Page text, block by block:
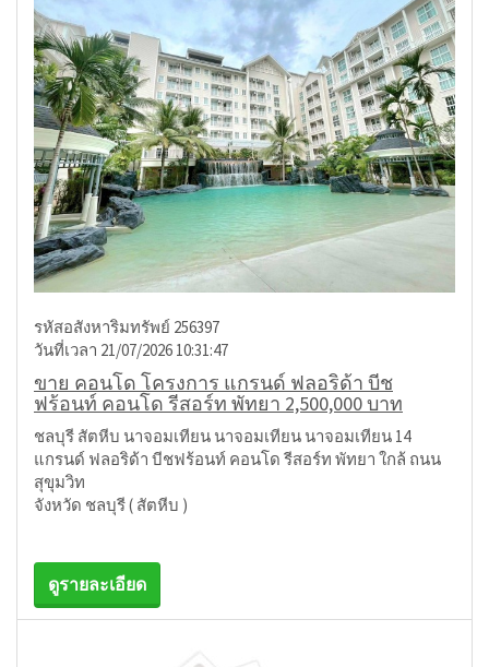
รหัสอสังหาริมทรัพย์ 256397
วันที่เวลา 21/07/2026 10:31:47
ขาย คอนโด โครงการ แกรนด์ ฟลอริด้า บีช
ฟร้อนท์ คอนโด รีสอร์ท พัทยา 2,500,000 บาท
ชลบุรี สัตหีบ นาจอมเทียน นาจอมเทียน นาจอมเทียน 14
แกรนด์ ฟลอริด้า บีชฟร้อนท์ คอนโด รีสอร์ท พัทยา ใกล้ ถนน
สุขุมวิท
จังหวัด ชลบุรี ( สัตหีบ )
ดูรายละเอียด